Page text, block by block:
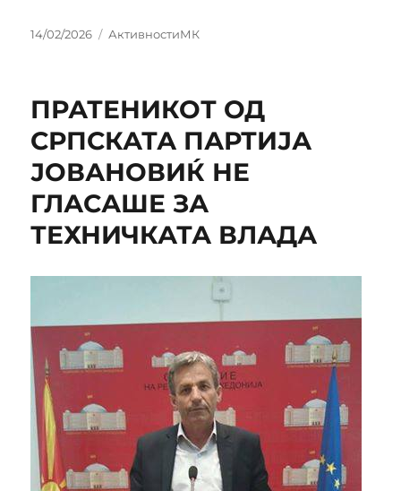
Posted
14/02/2026 Categories
АктивностиМК
ПРАТЕНИКОТ ОД
СРПСКАТА ПАРТИЈА
ЈОВАНОВИЌ НЕ
ГЛАСАШЕ ЗА
ТЕХНИЧКАТА ВЛАДА